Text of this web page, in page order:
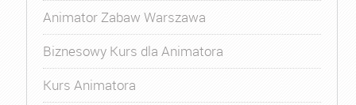
Animator Zabaw Warszawa
Biznesowy Kurs dla Animatora
Kurs Animatora